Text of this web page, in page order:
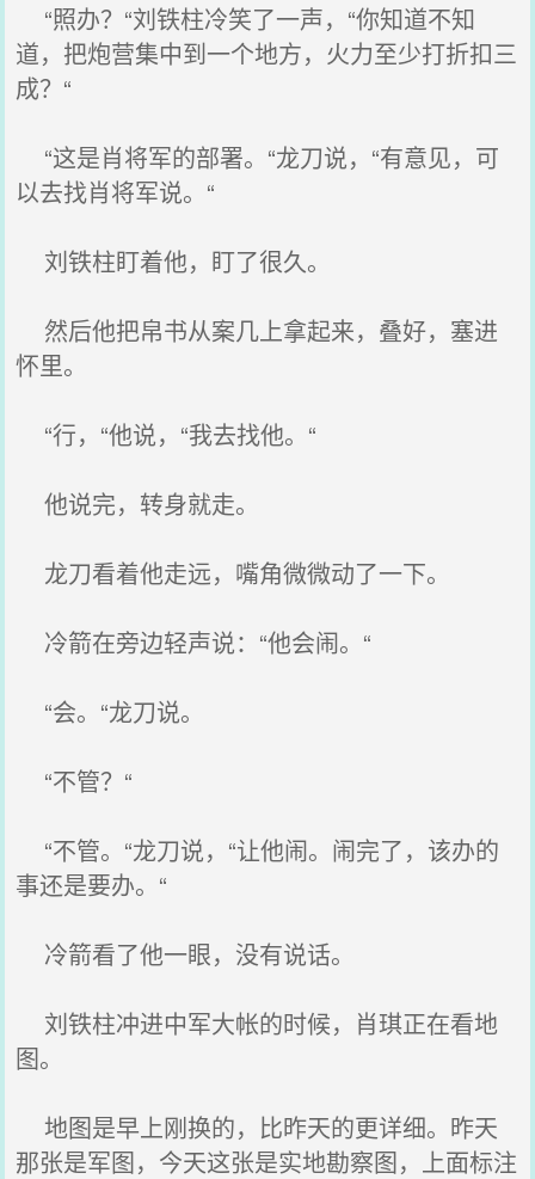
“照办？“刘铁柱冷笑了一声，“你知道不知
道，把炮营集中到一个地方，火力至少打折扣三
成？“
“这是肖将军的部署。“龙刀说，“有意见，可
以去找肖将军说。“
刘铁柱盯着他，盯了很久。
然后他把帛书从案几上拿起来，叠好，塞进
怀里。
“行，“他说，“我去找他。“
他说完，转身就走。
龙刀看着他走远，嘴角微微动了一下。
冷箭在旁边轻声说：“他会闹。“
“会。“龙刀说。
“不管？“
“不管。“龙刀说，“让他闹。闹完了，该办的
事还是要办。“
冷箭看了他一眼，没有说话。
刘铁柱冲进中军大帐的时候，肖琪正在看地
图。
地图是早上刚换的，比昨天的更详细。昨天
那张是军图，今天这张是实地勘察图，上面标注